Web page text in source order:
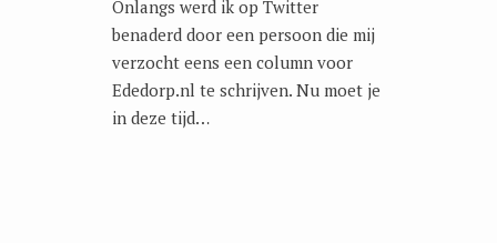
Onlangs werd ik op Twitter
benaderd door een persoon die mij
verzocht eens een column voor
Ededorp.nl te schrijven. Nu moet je
in deze tijd…